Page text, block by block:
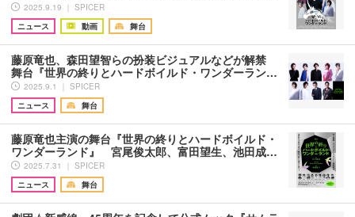
2025.9.19 ｜ SPICER
ニュース
動画 舞台
藤原竜也、森田望智らの扮装ビジュアルなどが解禁
舞台『世界の終りとハードボイルド・ワンダーラン…
2025.9.1 ｜ SPICER
ニュース
舞台
藤原竜也主演の舞台『世界の終りとハードボイルド・
ワンダーランド』 宮尾俊太郎、富田望生、池田成…
2025.7.31 ｜ SPICER
ニュース
舞台